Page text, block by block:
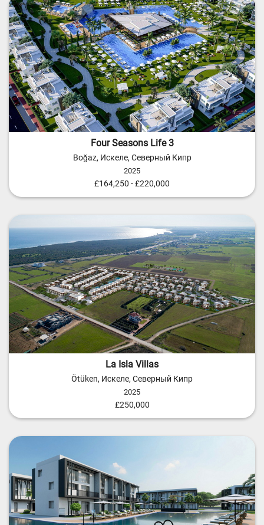
Four Seasons Life 3
Boğaz, Искеле, Северный Кипр
2025
£164,250 - £220,000
La Isla Villas
Ötüken, Искеле, Северный Кипр
2025
£250,000